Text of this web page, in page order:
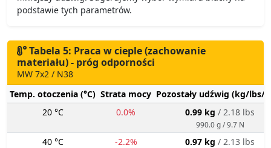
podstawie tych parametrów.
Tabela 5: Praca w cieple (zachowanie
materiału) - próg odporności
MW 7x2 / N38
Temp. otoczenia (°C) Strata mocy Pozostały udźwig (kg/lbs/
20 °C
0.0% 0.99 kg / 2.18 lbs
990.0 g / 9.7 N
40 °C -2.2% 0.97 kg / 2.13 lbs